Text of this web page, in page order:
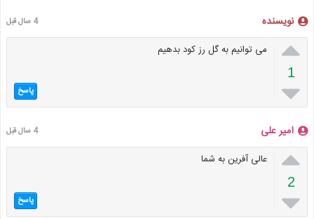
نویسنده 4 سال قبل

1

می توانیم به گل رز کود بدهیم
پاسخ
امیر علی 4 سال قبل

2

عالی آفرین به شما
پاسخ